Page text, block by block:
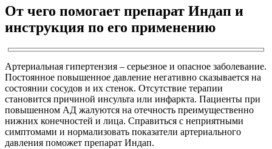
От чего помогает препарат Индап и
инструкция по его применению
Артериальная гипертензия – серьезное и опасное заболевание.
Постоянное повышенное давление негативно сказывается на
состоянии сосудов и их стенок. Отсутствие терапии
становится причиной инсульта или инфаркта. Пациенты при
повышенном АД жалуются на отечность преимущественно
нижних конечностей и лица. Справиться с неприятными
симптомами и нормализовать показатели артериального
давления поможет препарат Индап.